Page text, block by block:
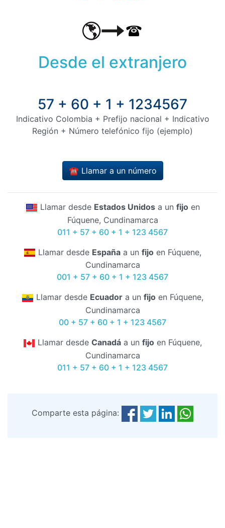
Desde el extranjero
57 + 60 + 1 + 1234567
Indicativo Colombia + Prefijo nacional + Indicativo
Región + Número telefónico fijo (ejemplo)
☎️ Llamar a un número
Llamar desde Estados Unidosa un fijoen
Fúquene, Cundinamarca
011 + 57 + 60 + 1 + 123 4567
Llamar desde España a un fijo en Fúquene,
Cundinamarca
001 + 57 + 60 + 1 + 123 4567
Llamar desde Ecuador a un fijo en Fúquene,
Cundinamarca
00 + 57 + 60 + 1 + 123 4567
Llamar desde Canadá a un fijo en Fúquene,
Cundinamarca
011 + 57 + 60 + 1 + 123 4567
Comparte esta página: